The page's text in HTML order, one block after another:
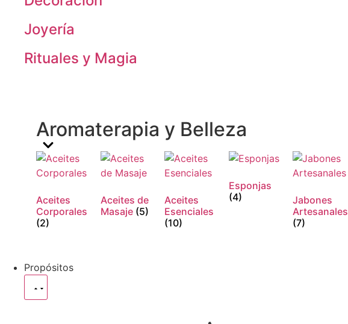
Joyería
Rituales y Magia
Aromaterapia y Belleza
Aceites
Corporales
(2)
Aceites de
Masaje (5)
Aceites
Esenciales
(10)
Esponjas
(4)
Jabones
Artesanales
(7)
Propósitos